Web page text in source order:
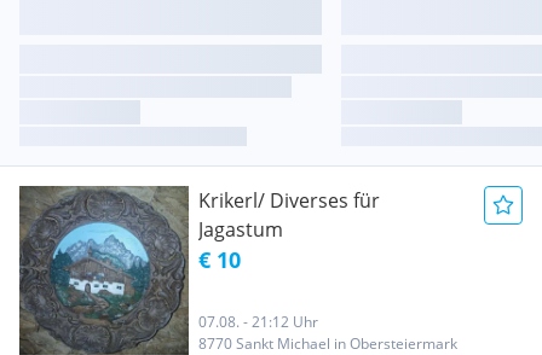
Krikerl/ Diverses für
Jagastum
€ 10
07.08. - 21:12 Uhr
8770 Sankt Michael in Obersteiermark